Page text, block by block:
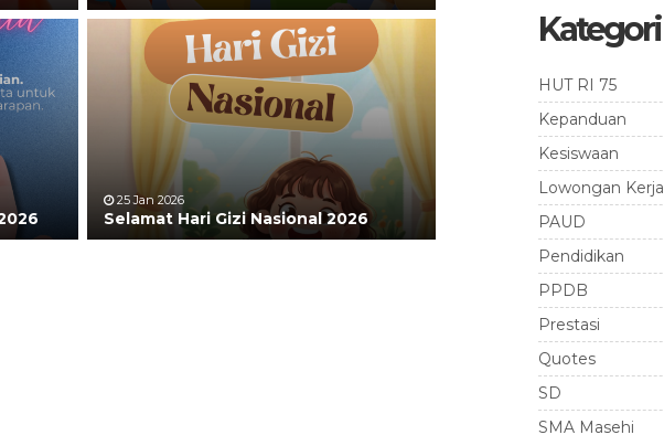
25 Jan 2026
Selamat Hari Gizi Nasional 2026
Kategori
HUT RI 75
Kepanduan
Kesiswaan
Lowongan Kerja
PAUD
Pendidikan
PPDB
Prestasi
Quotes
SD
SMA Masehi